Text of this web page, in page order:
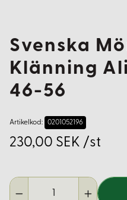
Svenska
Klänning
46-56
Artikelkod: 0201052196
230,00 SEK /st